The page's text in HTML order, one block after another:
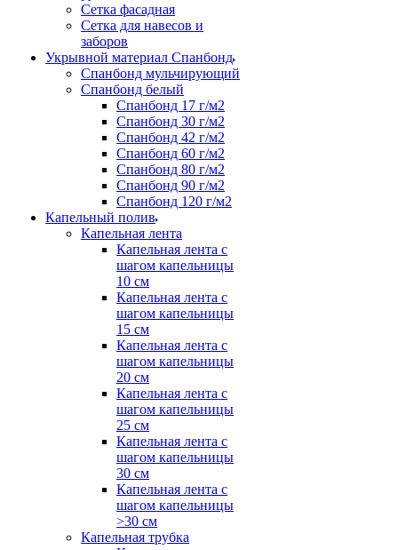
Сетка фасадная
Сетка для навесов и
заборов
Укрывной материал Спанбонд
Спанбонд мульчирующий
Спанбонд белый
Спанбонд 17 г/м2
Спанбонд 30 г/м2
Спанбонд 42 г/м2
Спанбонд 60 г/м2
Спанбонд 80 г/м2
Спанбонд 90 г/м2
Спанбонд 120 г/м2
Капельный полив
Капельная лента
Капельная лента с
шагом капельницы
10 см
Капельная лента с
шагом капельницы
15 см
Капельная лента с
шагом капельницы
20 см
Капельная лента с
шагом капельницы
25 см
Капельная лента с
шагом капельницы
30 см
Капельная лента с
шагом капельницы
>30 см
Капельная трубка